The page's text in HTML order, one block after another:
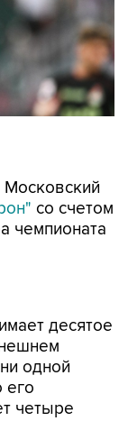
Московский
со счетом
чемпионата
десятое
одной
его
четыре